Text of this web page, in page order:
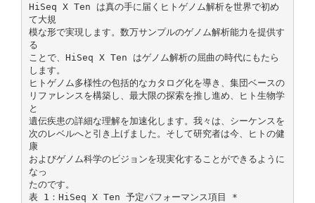
HiSeq X Ten は真の手に届くヒトゲノム解析を世界で初め
て大規
模な形で実現します。数万サンプルのゲノム解析能力を提供す
る
ことで、HiSeq X Ten はゲノム解析の屈曲の時代にもたら
します。
ヒトゲノム多様性の包括的なカタログ化を導き、集団ベースの
リファレンスを構築し、最大限の探索を推し進め、ヒト生物学
と
遺伝疾患の詳細な理解を加速化します。我々は、シーケンスを
次のレベルへと引き上げました。そして研究者は今、ヒトの健
康
およびゲノム科学のビジョンを現実化することができるように
なっ
たのです。
表 1：HiSeq X Ten 予定パフォーマンス項目 *